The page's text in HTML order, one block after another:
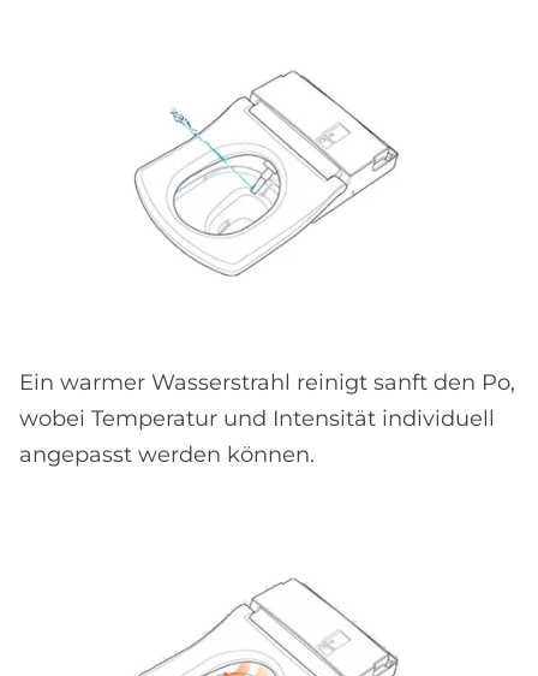
Ein warmer Wasserstrahl reinigt sanft den Po,
wobei Temperatur und Intensität individuell
angepasst werden können.